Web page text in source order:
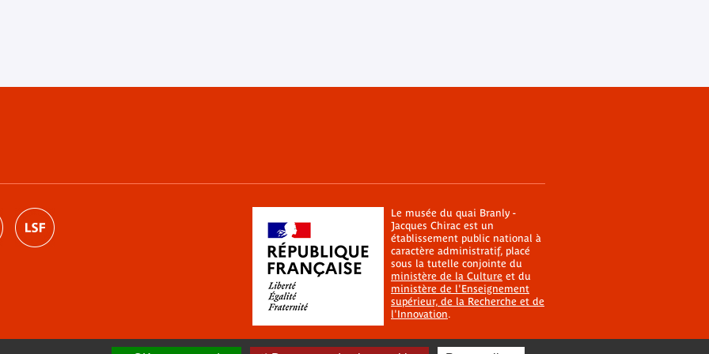
Le musée du quai Branly -
Jacques Chirac est un
établissement public national à
caractère administratif, placé
sous la tutelle conjointe du
ministère de la Culture et du
ministère de l'Enseignement
supérieur, de la Recherche et de
l'Innovation.